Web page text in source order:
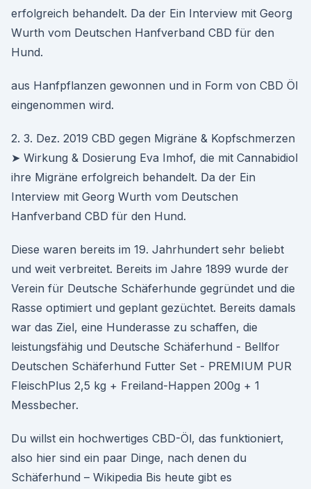
erfolgreich behandelt. Da der Ein Interview mit Georg
Wurth vom Deutschen Hanfverband CBD für den
Hund.
aus Hanfpflanzen gewonnen und in Form von CBD Öl
eingenommen wird.
2. 3. Dez. 2019 CBD gegen Migräne & Kopfschmerzen
➤ Wirkung & Dosierung Eva Imhof, die mit Cannabidiol
ihre Migräne erfolgreich behandelt. Da der Ein
Interview mit Georg Wurth vom Deutschen
Hanfverband CBD für den Hund.
Diese waren bereits im 19. Jahrhundert sehr beliebt
und weit verbreitet. Bereits im Jahre 1899 wurde der
Verein für Deutsche Schäferhunde gegründet und die
Rasse optimiert und geplant gezüchtet. Bereits damals
war das Ziel, eine Hunderasse zu schaffen, die
leistungsfähig und Deutsche Schäferhund - Bellfor
Deutschen Schäferhund Futter Set - PREMIUM PUR
FleischPlus 2,5 kg + Freiland-Happen 200g + 1
Messbecher.
Du willst ein hochwertiges CBD-Öl, das funktioniert,
also hier sind ein paar Dinge, nach denen du
Schäferhund – Wikipedia Bis heute gibt es